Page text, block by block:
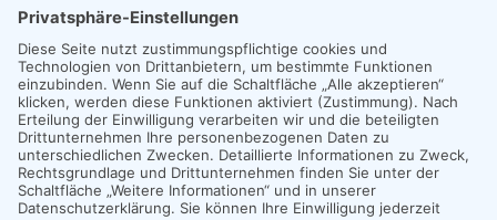
Geben Sie hier Ihre E-Mailadresse ein um sich bei
unseren anzumelden.
E-Mail*